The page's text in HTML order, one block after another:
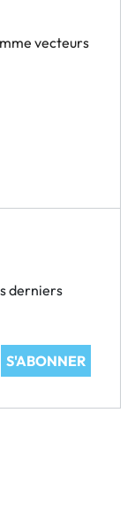
vecteurs
derniers
S'ABONNER